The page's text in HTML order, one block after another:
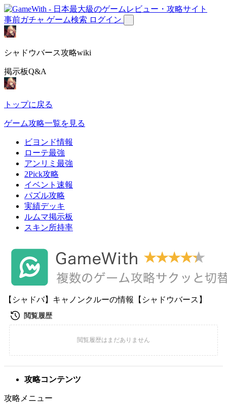
事前ガチャ ゲーム検索 ログイン
シャドウバース攻略wiki
掲示板Q&A
トップに戻る
ゲーム攻略一覧を見る
ビヨンド情報
ローテ最強
アンリミ最強
2Pick攻略
イベント速報
パズル攻略
実績デッキ
ルムマ掲示板
スキン所持率
【シャドバ】キャノンクルーの情報【シャドウバース】
攻略コンテンツ
攻略メニュー